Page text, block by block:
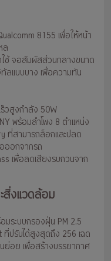
8155 เพื่อให้หน้า
ล
ใช้ จอสัมผัสส่วนกลางขนาด
ลแบบบาง เพื่อความทัน
วสูงกำลัง 50W
พร้อมลำโพง 8 ตำแหน่ง
ที่สามารถล็อกและปลด
ออกจากรถ
เพื่อลดเสียงรบกวนจาก
สิ่งแวดล้อม
มระบบกรองฝุ่น PM 2.5
ที่ปรับได้สูงสุดถึง 256 เฉด
ย่อย เพื่อสร้างบรรยากาศ